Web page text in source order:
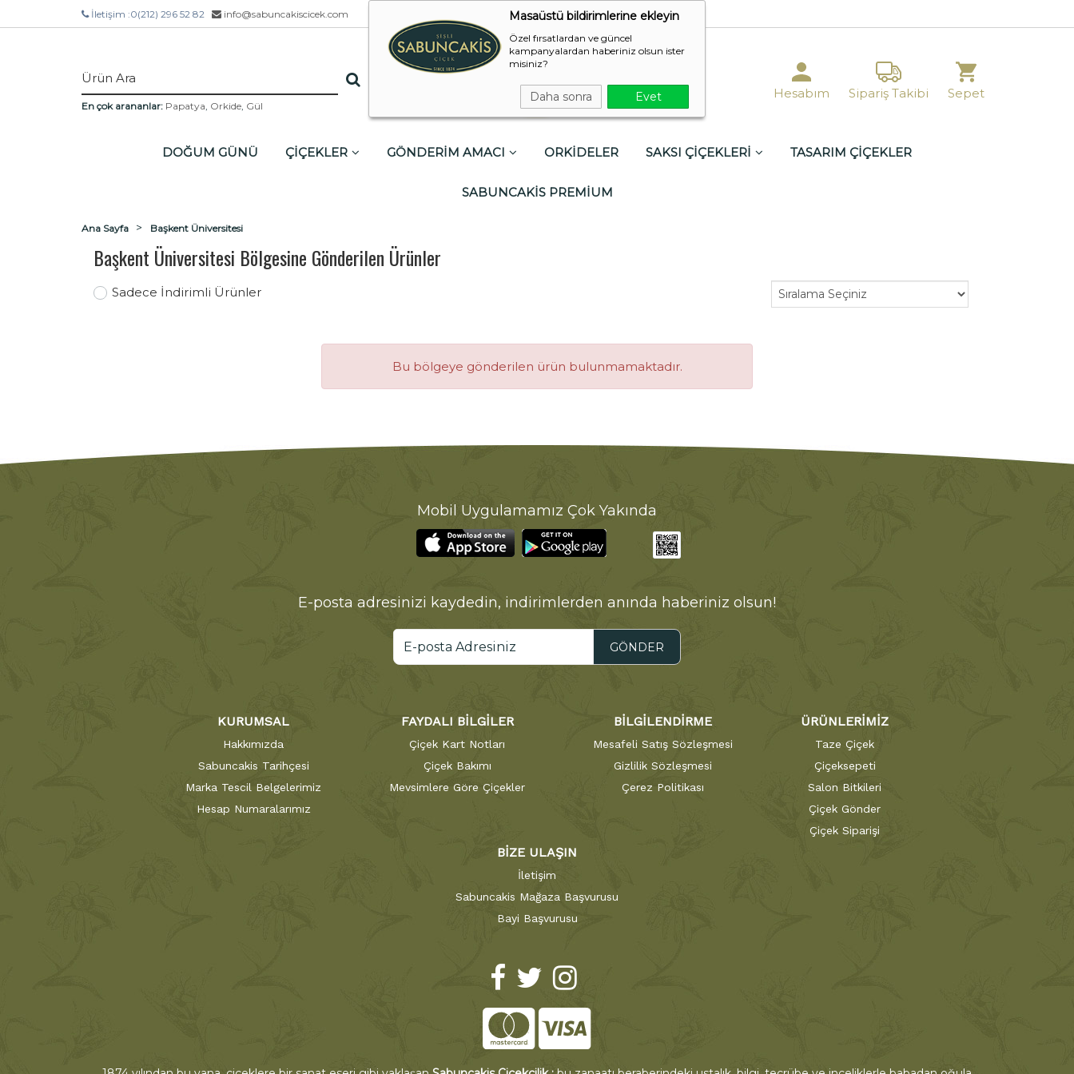
Masaüstü bildirimlerine ekleyin
Özel fırsatlardan ve güncel
kampanyalardan haberiniz olsun ister
misiniz?
Daha sonra Evet
İletişim :0(212) 296 52 82 info@sabuncakiscicek.com
En çok arananlar: Papatya, Orkide, Gül
Hesabım Sipariş Takibi Sepet
DOĞUM GÜNÜ ÇİÇEKLER GÖNDERİM AMACI ORKİDELER SAKSI ÇİÇEKLERİ TASARIM ÇİÇEKLER
SABUNCAKİS PREMİUM
Ana Sayfa Başkent Üniversitesi
Başkent Üniversitesi Bölgesine Gönderilen Ürünler
Sadece İndirimli Ürünler
Bu bölgeye gönderilen ürün bulunmamaktadır.
Mobil Uygulamamız Çok Yakında
E-posta adresinizi kaydedin, indirimlerden anında haberiniz olsun!
GÖNDER
KURUMSAL
Hakkımızda
Sabuncakis Tarihçesi
Marka Tescil Belgelerimiz
Hesap Numaralarımız
FAYDALI BİLGİLER
Çiçek Kart Notları
Çiçek Bakımı
Mevsimlere Göre Çiçekler
BİLGİLENDİRME
Mesafeli Satış Sözleşmesi
Gizlilik Sözleşmesi
Çerez Politikası
ÜRÜNLERİMİZ
Taze Çiçek
Çiçeksepeti
Salon Bitkileri
Çiçek Gönder
Çiçek Siparişi
BİZE ULAŞIN
İletişim
Sabuncakis Mağaza Başvurusu
Bayi Başvurusu